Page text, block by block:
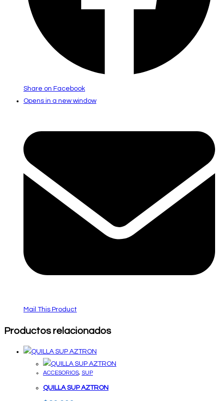
Share on Facebook
Opens in a new window
Mail This Product
Productos relacionados
ACCESORIOS, SUP
QUILLA SUP AZTRON